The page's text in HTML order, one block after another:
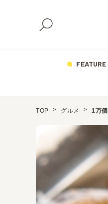
FEATURE
TOP グルメ 1万